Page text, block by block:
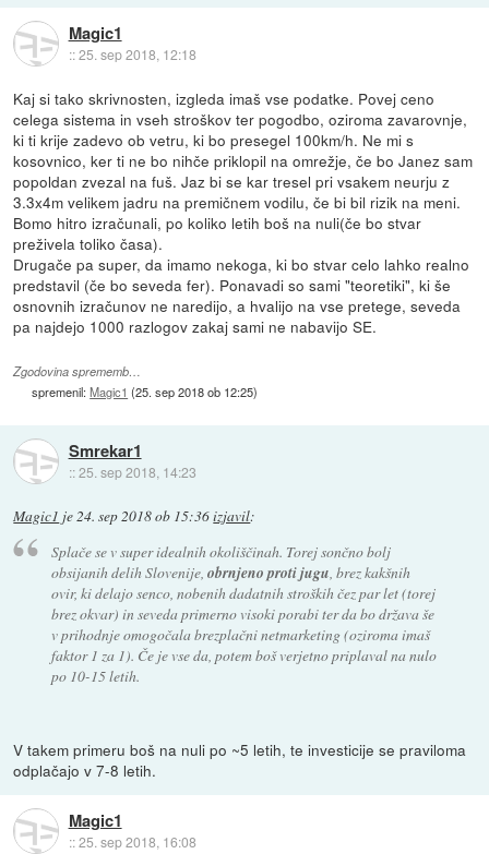
Magic1
::25. sep 2018, 12:18
Kaj si tako skrivnosten, izgleda imaš vse podatke. Povej ceno
celega sistema in vseh stroškov ter pogodbo, oziroma zavarovnje,
ki ti krije zadevo ob vetru, ki bo presegel 100km/h. Ne mi s
kosovnico, ker ti ne bo nihče priklopil na omrežje, če bo Janez sam
popoldan zvezal na fuš. Jaz bi se kar tresel pri vsakem neurju z
3.3x4m velikem jadru na premičnem vodilu, če bi bil rizik na meni.
Bomo hitro izračunali, po koliko letih boš na nuli(če bo stvar
preživela toliko časa).
Drugače pa super, da imamo nekoga, ki bo stvar celo lahko realno
predstavil (če bo seveda fer). Ponavadi so sami "teoretiki", ki še
osnovnih izračunov ne naredijo, a hvalijo na vse pretege, seveda
pa najdejo 1000 razlogov zakaj sami ne nabavijo SE.
Zgodovina sprememb…
spremenil:Magic1 (25. sep 2018 ob 12:25)
Smrekar1
::25. sep 2018, 14:23
Magic1 je24. sep 2018 ob 15:36izjavil:
Splače se v super idealnih okoliščinah. Torej sončno bolj
obsijanih delih Slovenije, obrnjeno proti jugu, brez kakšnih
ovir, ki delajo senco, nobenih dadatnih stroških čez par let (torej
brez okvar) in seveda primerno visoki porabi ter da bo država še
v prihodnje omogočala brezplačni netmarketing (oziroma imaš
faktor 1 za 1). Če je vse da, potem boš verjetno priplaval na nulo
po 10-15 letih.
V takem primeru boš na nuli po ~5 letih, te investicije se praviloma
odplačajo v 7-8 letih.
Magic1
::25. sep 2018, 16:08